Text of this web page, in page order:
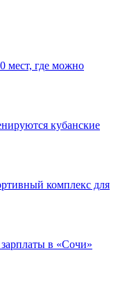
мест, где можно
кубанские
комплекс для
в «Сочи»